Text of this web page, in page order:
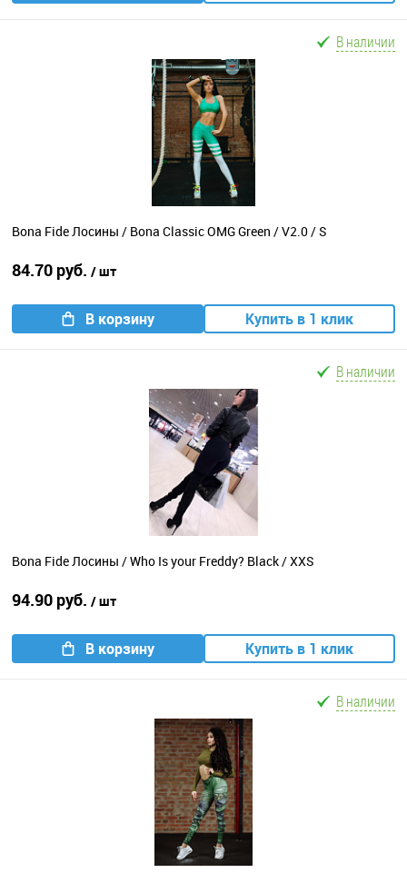
В наличии
Bona Fide Лосины / Bona Classic OMG Green / V2.0 / S
84.70 руб. / шт
В корзину Купить в 1 клик
В наличии
Bona Fide Лосины / Who Is your Freddy? Black / XXS
94.90 руб. / шт
В корзину Купить в 1 клик
В наличии